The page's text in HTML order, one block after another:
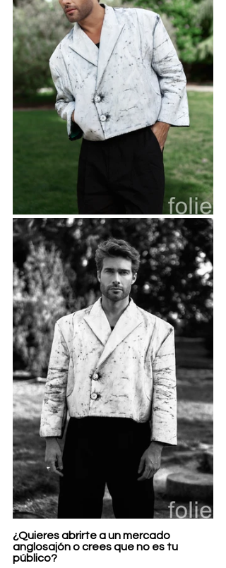
¿Quieres abrirte a un mercado
anglosajón o crees que no es tu
público?